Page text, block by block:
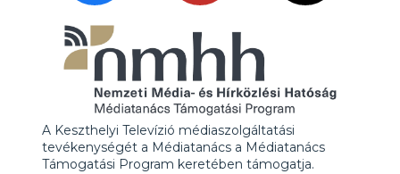
A Keszthelyi Televízió médiaszolgáltatási
tevékenységét a Médiatanács a Médiatanács
Támogatási Program keretében támogatja.